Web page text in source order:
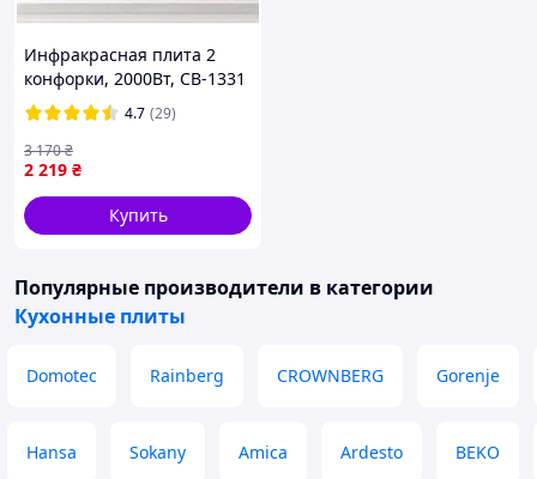
Инфракрасная плита 2
конфорки, 2000Вт, СВ-1331
/ Электроплита настольная
/ Плита электрическая
двухконфорочная
4.7 (29)
2 219 ₴
3 170₴
Купить
Популярные производители в категории
Кухонные плиты
Domotec Rainberg CROWNBERG Gorenje
Hansa Sokany Amica Ardesto BEKO